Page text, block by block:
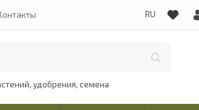
удобрения, семена